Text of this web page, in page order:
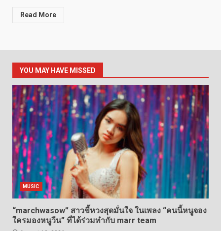
Read More
YOU MAY HAVE MISSED
MUSIC
“marchwasow” สาวขี้หวงสุดมั่นใจ ในเพลง “คนนี้หนูจอง
ใครมองหนูวีน” ที่ได้ร่วมทำกับ marr team